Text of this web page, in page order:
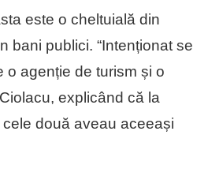
este o cheltuială din
bani publici. “Intenționat se
o agenție de turism și o
explicând că la
două aveau aceeași